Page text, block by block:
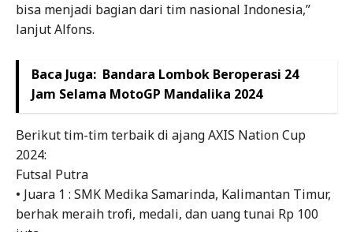
bisa menjadi bagian dari tim nasional Indonesia,”
lanjut Alfons.
Baca Juga: Bandara Lombok Beroperasi 24
Jam Selama MotoGP Mandalika 2024
Berikut tim-tim terbaik di ajang AXIS Nation Cup
2024:
Futsal Putra
• Juara 1 : SMK Medika Samarinda, Kalimantan Timur,
berhak meraih trofi, medali, dan uang tunai Rp 100